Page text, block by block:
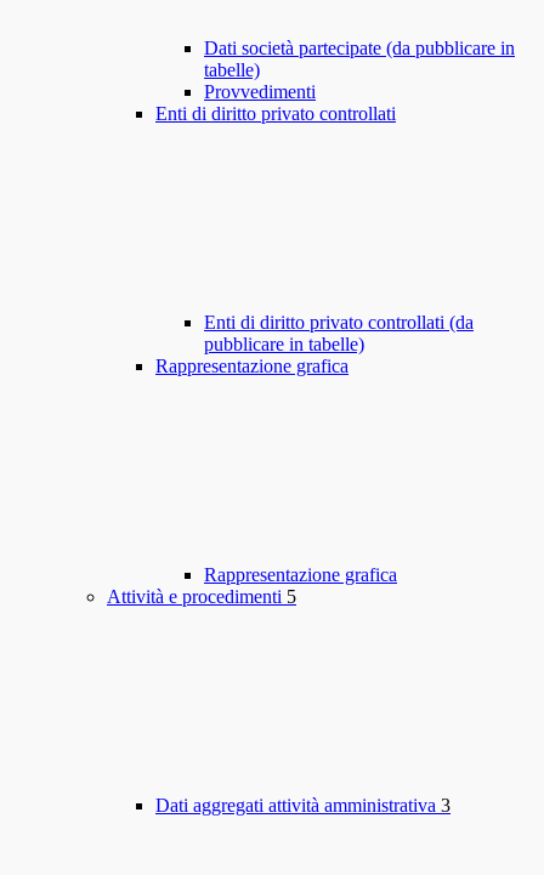
Dati società partecipate (da pubblicare in
tabelle)
Provvedimenti
Enti di diritto privato controllati
Enti di diritto privato controllati (da
pubblicare in tabelle)
Rappresentazione grafica
Rappresentazione grafica
Attività e procedimenti 5
Dati aggregati attività amministrativa 3